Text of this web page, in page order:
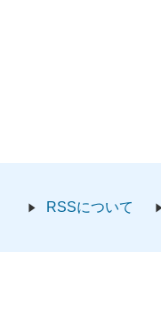
RSSについて